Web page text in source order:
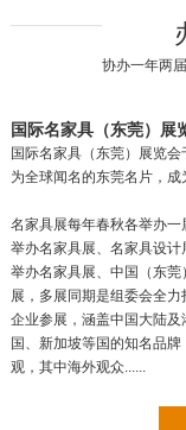
协办一年两
国际名家具（东莞）展
国际名家具（东莞）展览
为全球闻名的东莞名片，成
名家具展每年春秋各举办
举办名家具展、名家具设
举办名家具展、中国（东
展，多展同期是组委会全
企业参展，涵盖中国大陆
国、新加坡等国的知名品
观，其中海外观众......